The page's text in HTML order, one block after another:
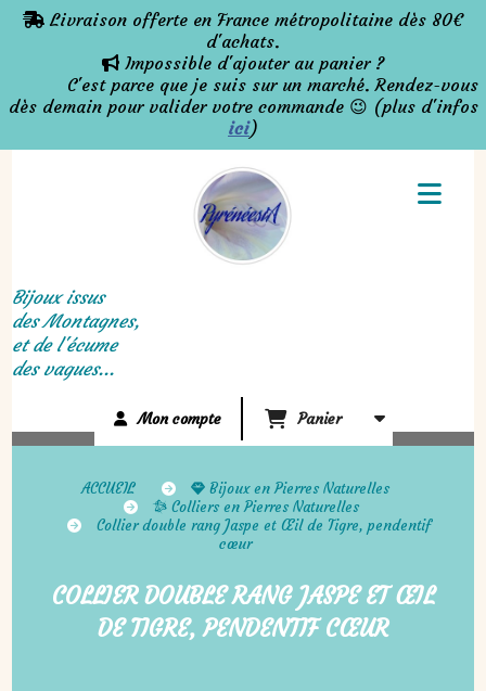
 Livraison offerte en France métropolitaine dès 80€
d'achats.
 Impossible d'ajouter au panier ?
C'est parce que je suis sur un marché. Rendez-vous
dès demain pour valider votre commande 😉 (plus d'infos
ici)
Bijoux issus
des Montagnes,
et de l'écume
des vagues...
Mon compte Panier
ACCUEIL
Bijoux en Pierres Naturelles
Colliers en Pierres Naturelles
Collier double rang Jaspe et Œil de Tigre, pendentif
cœur
COLLIER DOUBLE RANG JASPE ET ŒIL
DE TIGRE, PENDENTIF CŒUR
Panneau de gestion des cookies